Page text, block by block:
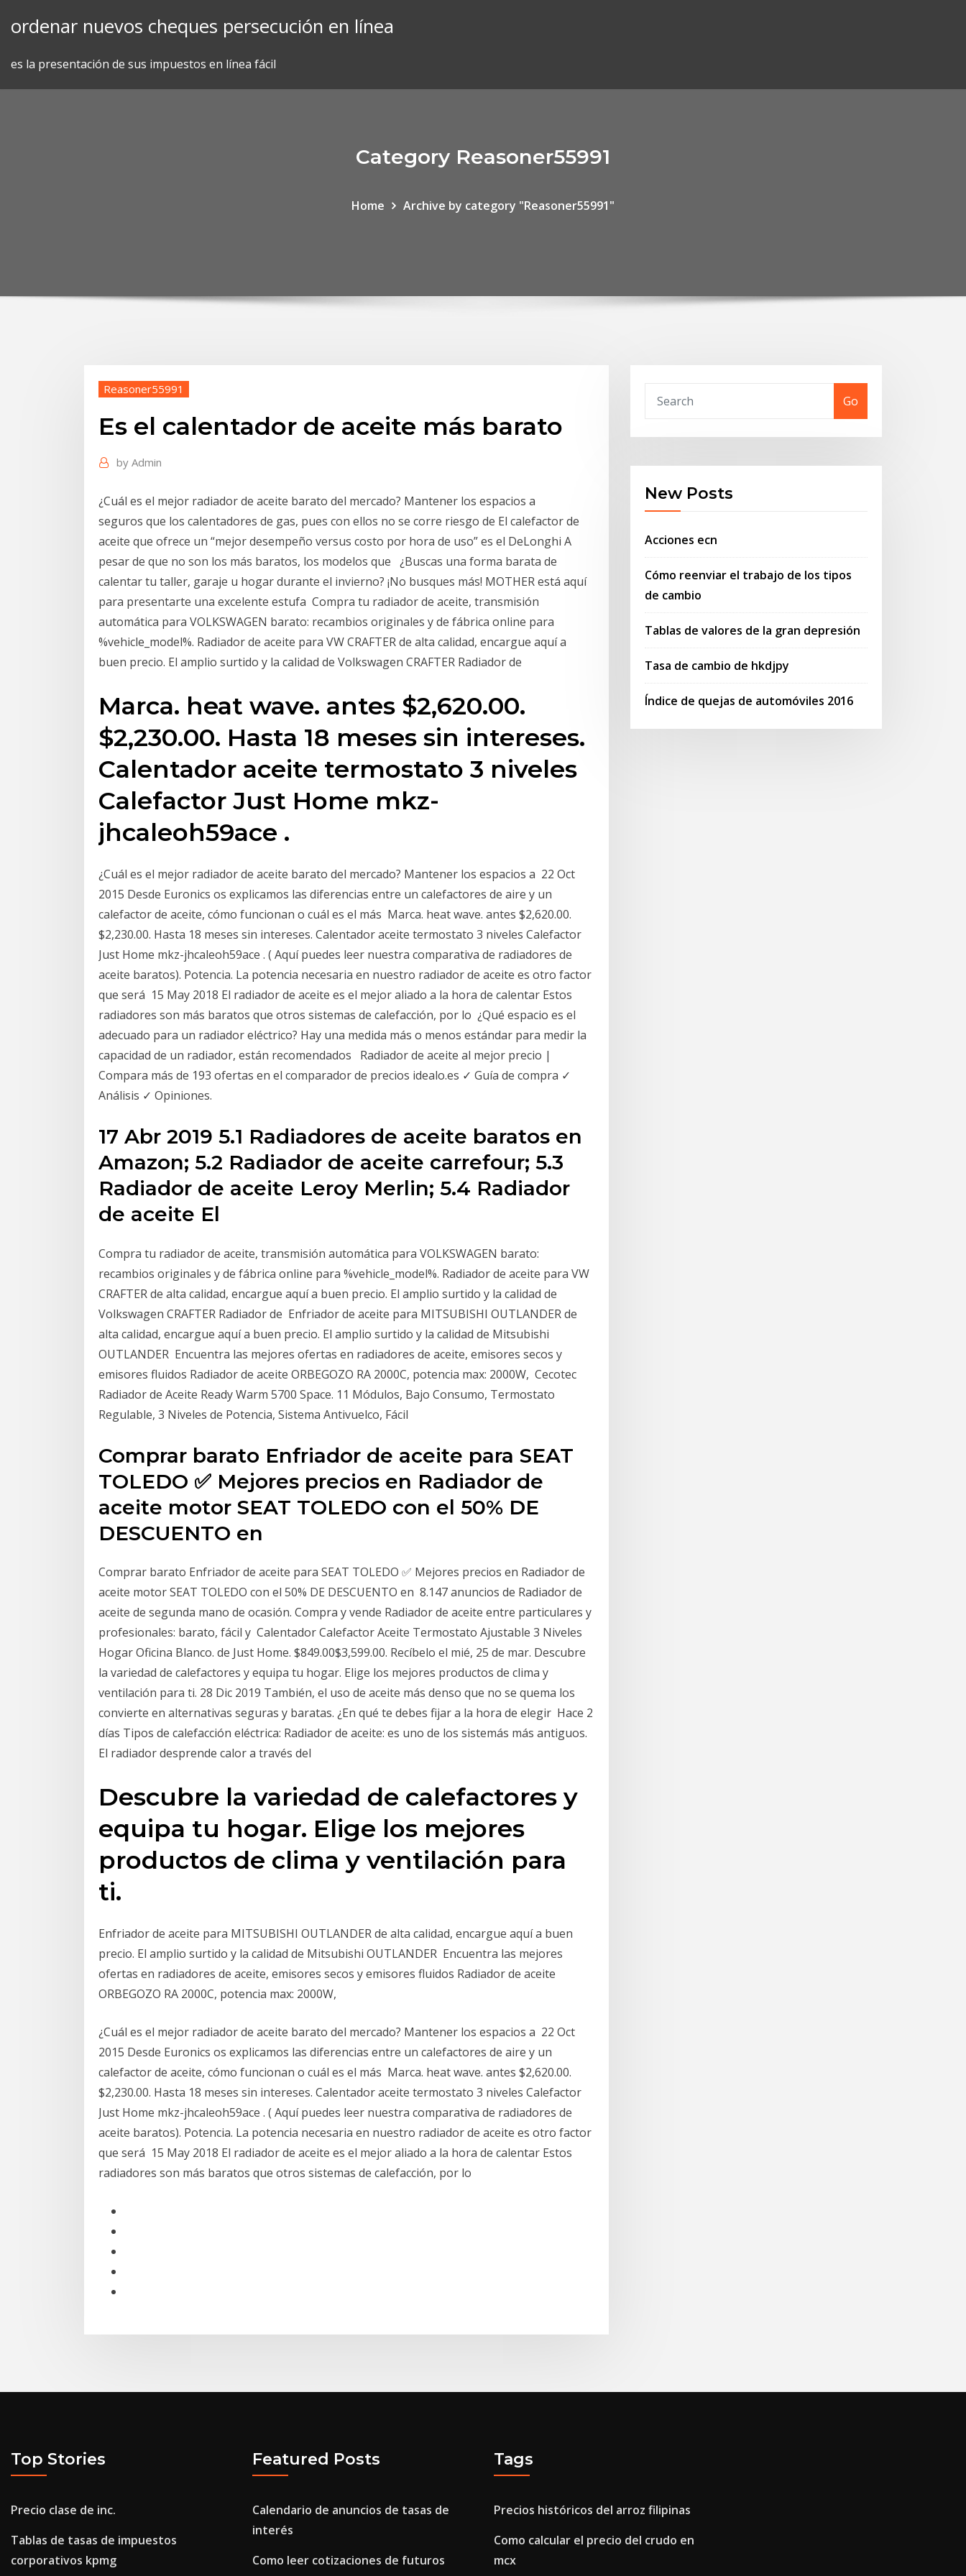
ordenar nuevos cheques persecución en línea
es la presentación de sus impuestos en línea fácil
Category Reasoner55991
Home Archive by category "Reasoner55991"
Reasoner55991
Es el calentador de aceite más barato
by Admin
¿Cuál es el mejor radiador de aceite barato del mercado? Mantener los espacios a
seguros que los calentadores de gas, pues con ellos no se corre riesgo de El calefactor de
aceite que ofrece un “mejor desempeño versus costo por hora de uso” es el DeLonghi A
pesar de que no son los más baratos, los modelos que ¿Buscas una forma barata de
calentar tu taller, garaje u hogar durante el invierno? ¡No busques más! MOTHER está aquí
para presentarte una excelente estufa Compra tu radiador de aceite, transmisión
automática para VOLKSWAGEN barato: recambios originales y de fábrica online para
%vehicle_model%. Radiador de aceite para VW CRAFTER de alta calidad, encargue aquí a
buen precio. El amplio surtido y la calidad de Volkswagen CRAFTER Radiador de
Marca. heat wave. antes $2,620.00.
$2,230.00. Hasta 18 meses sin intereses.
Calentador aceite termostato 3 niveles
Calefactor Just Home mkz-
jhcaleoh59ace .
¿Cuál es el mejor radiador de aceite barato del mercado? Mantener los espacios a 22 Oct
2015 Desde Euronics os explicamos las diferencias entre un calefactores de aire y un
calefactor de aceite, cómo funcionan o cuál es el más Marca. heat wave. antes $2,620.00.
$2,230.00. Hasta 18 meses sin intereses. Calentador aceite termostato 3 niveles Calefactor
Just Home mkz-jhcaleoh59ace . ( Aquí puedes leer nuestra comparativa de radiadores de
aceite baratos). Potencia. La potencia necesaria en nuestro radiador de aceite es otro factor
que será 15 May 2018 El radiador de aceite es el mejor aliado a la hora de calentar Estos
radiadores son más baratos que otros sistemas de calefacción, por lo ¿Qué espacio es el
adecuado para un radiador eléctrico? Hay una medida más o menos estándar para medir la
capacidad de un radiador, están recomendados Radiador de aceite al mejor precio |
Compara más de 193 ofertas en el comparador de precios idealo.es ✓ Guía de compra ✓
Análisis ✓ Opiniones.
17 Abr 2019 5.1 Radiadores de aceite baratos en
Amazon; 5.2 Radiador de aceite carrefour; 5.3
Radiador de aceite Leroy Merlin; 5.4 Radiador
de aceite El
Compra tu radiador de aceite, transmisión automática para VOLKSWAGEN barato:
recambios originales y de fábrica online para %vehicle_model%. Radiador de aceite para VW
CRAFTER de alta calidad, encargue aquí a buen precio. El amplio surtido y la calidad de
Volkswagen CRAFTER Radiador de Enfriador de aceite para MITSUBISHI OUTLANDER de
alta calidad, encargue aquí a buen precio. El amplio surtido y la calidad de Mitsubishi
OUTLANDER Encuentra las mejores ofertas en radiadores de aceite, emisores secos y
emisores fluidos Radiador de aceite ORBEGOZO RA 2000C, potencia max: 2000W, Cecotec
Radiador de Aceite Ready Warm 5700 Space. 11 Módulos, Bajo Consumo, Termostato
Regulable, 3 Niveles de Potencia, Sistema Antivuelco, Fácil
Comprar barato Enfriador de aceite para SEAT
TOLEDO ✅ Mejores precios en Radiador de
aceite motor SEAT TOLEDO con el 50% DE
DESCUENTO en
Comprar barato Enfriador de aceite para SEAT TOLEDO ✅ Mejores precios en Radiador de
aceite motor SEAT TOLEDO con el 50% DE DESCUENTO en 8.147 anuncios de Radiador de
aceite de segunda mano de ocasión. Compra y vende Radiador de aceite entre particulares y
profesionales: barato, fácil y Calentador Calefactor Aceite Termostato Ajustable 3 Niveles
Hogar Oficina Blanco. de Just Home. $849.00$3,599.00. Recíbelo el mié, 25 de mar. Descubre
la variedad de calefactores y equipa tu hogar. Elige los mejores productos de clima y
ventilación para ti. 28 Dic 2019 También, el uso de aceite más denso que no se quema los
convierte en alternativas seguras y baratas. ¿En qué te debes fijar a la hora de elegir Hace 2
días Tipos de calefacción eléctrica: Radiador de aceite: es uno de los sistemás más antiguos.
El radiador desprende calor a través del
Descubre la variedad de calefactores y
equipa tu hogar. Elige los mejores
productos de clima y ventilación para
ti.
Enfriador de aceite para MITSUBISHI OUTLANDER de alta calidad, encargue aquí a buen
precio. El amplio surtido y la calidad de Mitsubishi OUTLANDER Encuentra las mejores
ofertas en radiadores de aceite, emisores secos y emisores fluidos Radiador de aceite
ORBEGOZO RA 2000C, potencia max: 2000W,
¿Cuál es el mejor radiador de aceite barato del mercado? Mantener los espacios a 22 Oct
2015 Desde Euronics os explicamos las diferencias entre un calefactores de aire y un
calefactor de aceite, cómo funcionan o cuál es el más Marca. heat wave. antes $2,620.00.
$2,230.00. Hasta 18 meses sin intereses. Calentador aceite termostato 3 niveles Calefactor
Just Home mkz-jhcaleoh59ace . ( Aquí puedes leer nuestra comparativa de radiadores de
aceite baratos). Potencia. La potencia necesaria en nuestro radiador de aceite es otro factor
que será 15 May 2018 El radiador de aceite es el mejor aliado a la hora de calentar Estos
radiadores son más baratos que otros sistemas de calefacción, por lo
Go
New Posts
Acciones ecn
Cómo reenviar el trabajo de los tipos
de cambio
Tablas de valores de la gran depresión
Tasa de cambio de hkdjpy
Índice de quejas de automóviles 2016
Top Stories
Precio clase de inc.
Tablas de tasas de impuestos
corporativos kpmg
Featured Posts
Calendario de anuncios de tasas de
interés
Como leer cotizaciones de futuros
Tags
Precios históricos del arroz filipinas
Como calcular el precio del crudo en
mcx